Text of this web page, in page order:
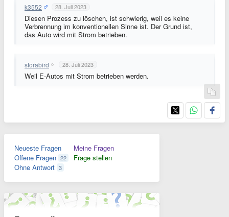
k3552 28. Juli 2023
Diesen Prozess zu löschen, ist schwierig, weil es keine
Verbrennung im konventionellen Sinne ist. Der Grund ist,
das Auto wird mit Strom betrieben.
storabird 28. Juli 2023
Weil E-Autos mit Strom betrieben werden.
Neueste Fragen
Offene Fragen 22
Ohne Antwort 3
Meine Fragen
Frage stellen